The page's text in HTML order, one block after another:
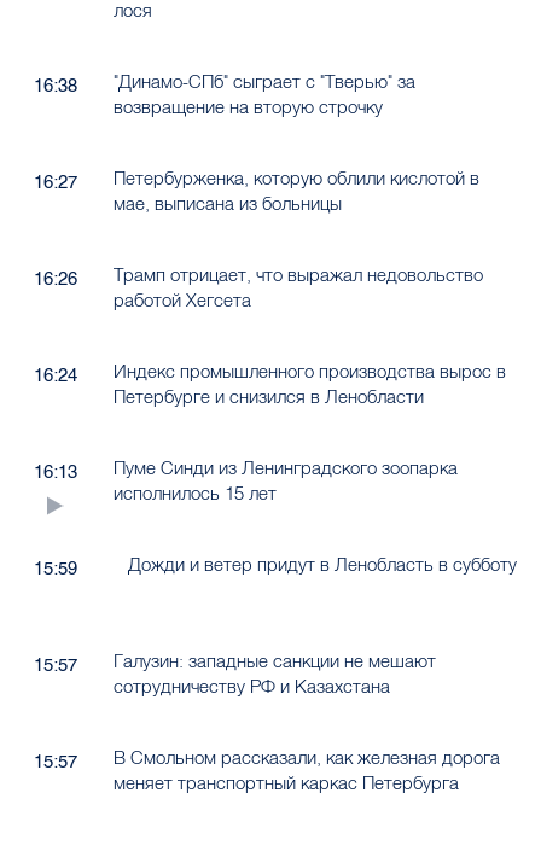
лося
16:38
"Динамо-СПб" сыграет с "Тверью" за
возвращение на вторую строчку
16:27
Петербурженка, которую облили кислотой в
мае, выписана из больницы
16:26
Трамп отрицает, что выражал недовольство
работой Хегсета
16:24
Индекс промышленного производства вырос в
Петербурге и снизился в Ленобласти
16:13
Пуме Синди из Ленинградского зоопарка
исполнилось 15 лет
15:59 Дожди и ветер придут в Ленобласть в субботу
15:57
Галузин: западные санкции не мешают
сотрудничеству РФ и Казахстана
15:57
В Смольном рассказали, как железная дорога
меняет транспортный каркас Петербурга